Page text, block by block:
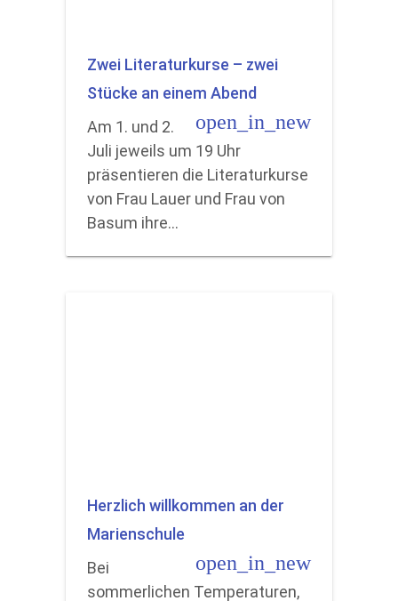
Zwei Literaturkurse – zwei
Stücke an einem Abend
open_in_new
Am 1. und 2.
Juli jeweils um 19 Uhr
präsentieren die Literaturkurse
von Frau Lauer und Frau von
Basum ihre…
Herzlich willkommen an der
Marienschule
open_in_new
Bei
sommerlichen Temperaturen,